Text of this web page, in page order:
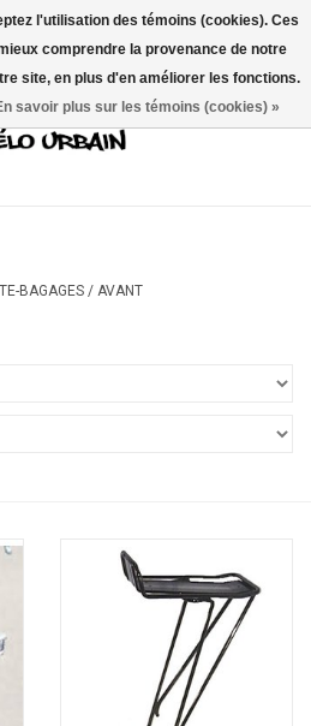
0 Articles - 0,00$CA
BAGAGES / AVANT
l'utilisation des témoins (cookies). Ces
comprendre la provenance de notre
site, en plus d'en améliorer les fonctions.
savoir plus sur les témoins (cookies) »